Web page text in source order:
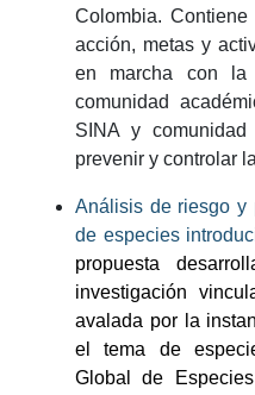
Colombia.
acción, metas y
en marcha con la
comunidad
SINA y
prevenir y controlar
Análisis de riesgo y
de especies
propuesta
investigación
avalada por la
el tema de
Global de